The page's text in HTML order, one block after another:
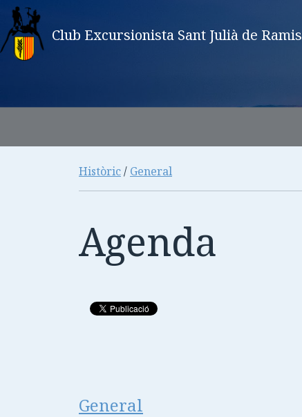
Club Excursionista Sant Julià de Ramis
Històric/ General
Agenda
General